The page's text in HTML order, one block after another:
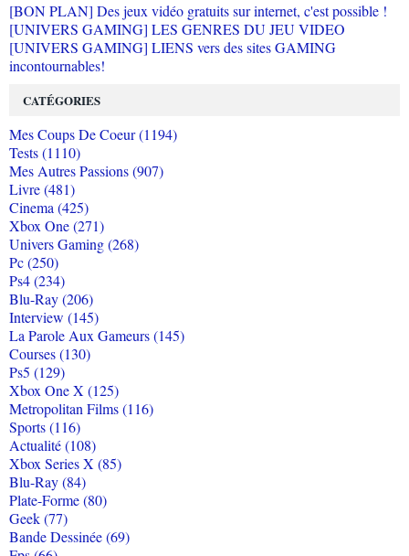
[BON PLAN] Des jeux vidéo gratuits sur internet, c'est possible !
[UNIVERS GAMING] LES GENRES DU JEU VIDEO
[UNIVERS GAMING] LIENS vers des sites GAMING
incontournables!
CATÉGORIES
Mes Coups De Coeur (1194)
Tests (1110)
Mes Autres Passions (907)
Livre (481)
Cinema (425)
Xbox One (271)
Univers Gaming (268)
Pc (250)
Ps4 (234)
Blu-Ray (206)
Interview (145)
La Parole Aux Gameurs (145)
Courses (130)
Ps5 (129)
Xbox One X (125)
Metropolitan Films (116)
Sports (116)
Actualité (108)
Xbox Series X (85)
Blu-Ray (84)
Plate-Forme (80)
Geek (77)
Bande Dessinée (69)